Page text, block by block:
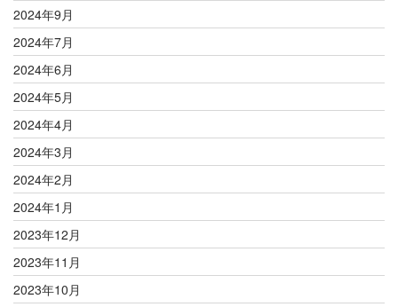
2024年9月
2024年7月
2024年6月
2024年5月
2024年4月
2024年3月
2024年2月
2024年1月
2023年12月
2023年11月
2023年10月